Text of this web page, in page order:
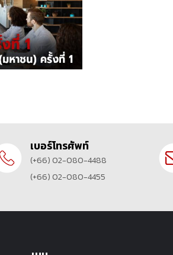
เบอร์โทรศัพท์
(+66) 02-080-4488
(+66) 02-080-4455